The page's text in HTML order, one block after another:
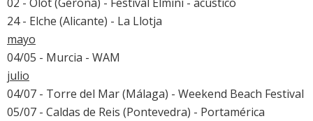
24 - Elche (Alicante) - La Llotja
mayo
04/05 - Murcia - WAM
julio
04/07 - Torre del Mar (Málaga) - Weekend Beach Festival
05/07 - Caldas de Reis (Pontevedra) - Portamérica